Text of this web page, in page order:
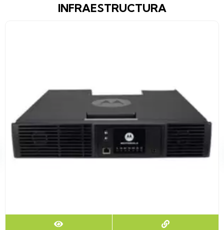
INFRAESTRUCTURA